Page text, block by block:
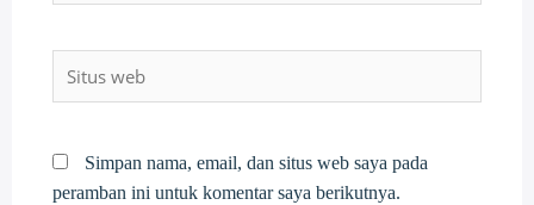
Simpan nama, email, dan situs web saya pada
peramban ini untuk komentar saya berikutnya.